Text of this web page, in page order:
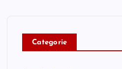
Categorie